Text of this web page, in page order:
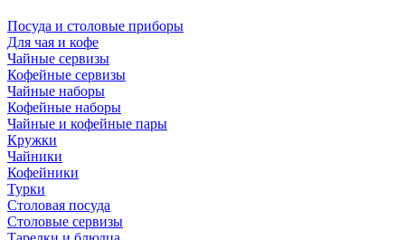
Посуда и столовые приборы
Для чая и кофе
Чайные сервизы
Кофейные сервизы
Чайные наборы
Кофейные наборы
Чайные и кофейные пары
Кружки
Чайники
Кофейники
Турки
Столовая посуда
Столовые сервизы